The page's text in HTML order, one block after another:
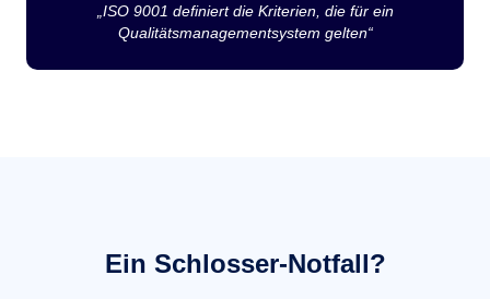
„ISO 9001 definiert die Kriterien, die für ein
Qualitätsmanagementsystem gelten“
Ein Schlosser-Notfall?